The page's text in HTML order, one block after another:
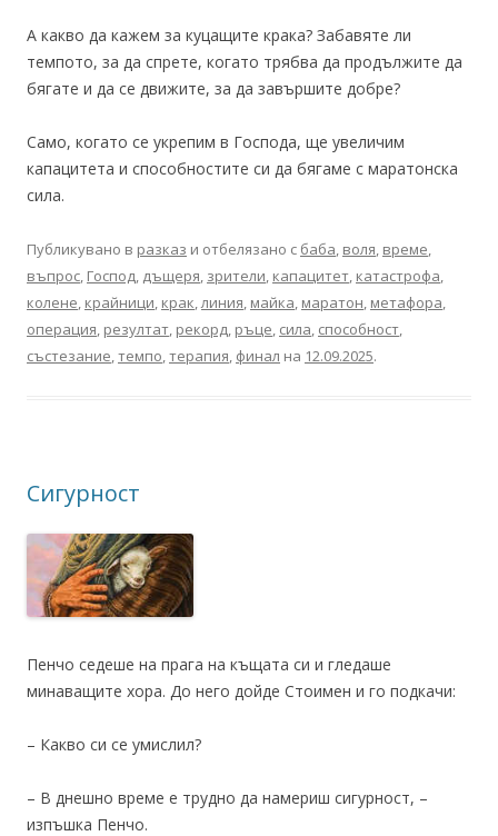
А какво да кажем за куцащите крака? Забавяте ли
темпото, за да спрете, когато трябва да продължите да
бягате и да се движите, за да завършите добре?
Само, когато се укрепим в Господа, ще увеличим
капацитета и способностите си да бягаме с маратонска
сила.
Публикувано в разказ и отбелязано с баба, воля, време,
въпрос, Господ, дъщеря, зрители, капацитет, катастрофа,
колене, крайници, крак,линия, майка, маратон, метафора,
операция, резултат, рекорд, ръце, сила, способност,
състезание,темпо,терапия, финал на 12.09.2025.
Сигурност
Пенчо седеше на прага на къщата си и гледаше
минаващите хора. До него дойде Стоимен и го подкачи:
– Какво си се умислил?
– В днешно време е трудно да намериш сигурност, –
изпъшка Пенчо.